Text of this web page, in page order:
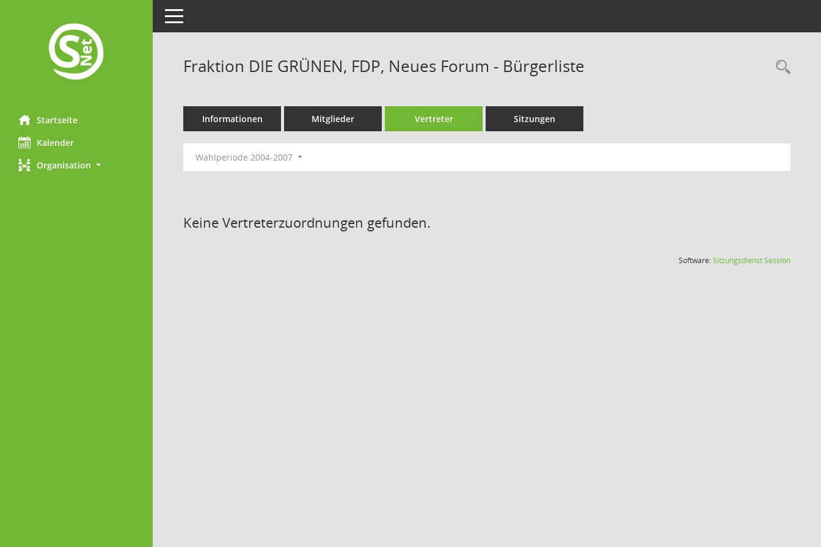
Startseite
Kalender
Organisation
Toggle navigation
Fraktion DIE GRÜNEN, FDP, Neues Forum - Bürgerliste
Informationen Mitglieder Vertreter Sitzungen
Wahlperiode 2004-2007
Keine Vertreterzuordnungen gefunden.
Software:SitzungsdienstSession(Wird in